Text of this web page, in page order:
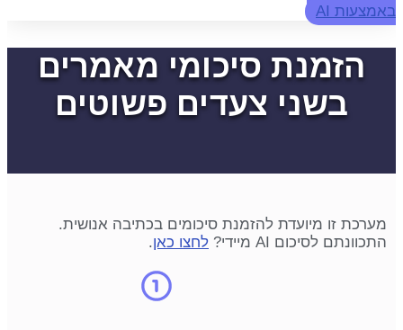
באמצעות AI
הזמנת סיכומי מאמרים
בשני צעדים פשוטים
מערכת זו מיועדת להזמנת סיכומים בכתיבה אנושית.
התכוונתם לסיכום AI מיידי?
לחצו כאן.